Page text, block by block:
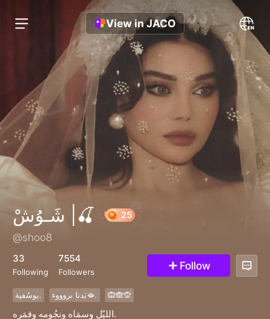
View in JACO
شَـوُشْ |🍒
@shoo8
33
Following
7554
Followers Follow
يوسُفية. بَدنا نروووء🫦. 🙉🙈🙊
‏الليّل وسمَاه ونجُومه وقمَره.